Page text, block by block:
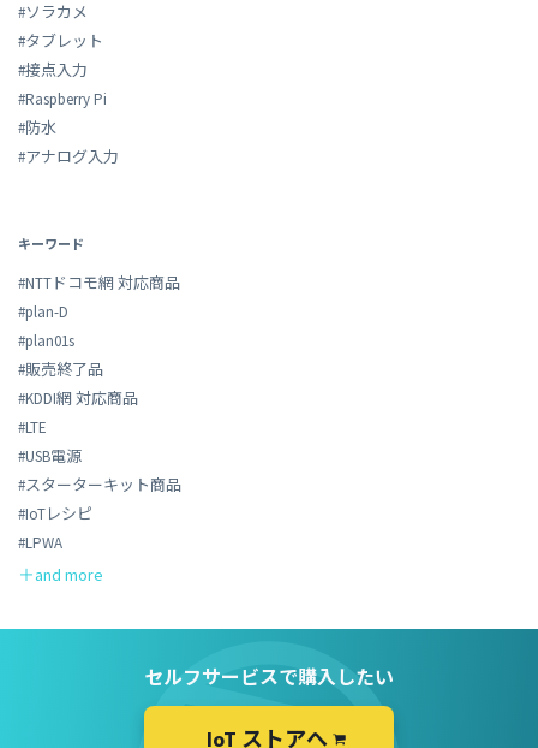
#ソラカメ
#タブレット
#接点入力
#Raspberry Pi
#防水
#アナログ入力
キーワード
#NTTドコモ網 対応商品
#plan-D
#plan01s
#販売終了品
#KDDI網 対応商品
#LTE
#USB電源
#スターターキット商品
#IoTレシピ
#LPWA
セルフサービスで購入したい
IoT ストアへ